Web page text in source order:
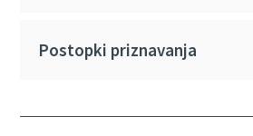
Postopki priznavanja